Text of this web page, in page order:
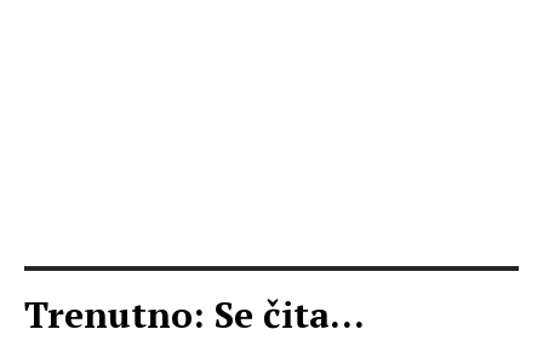
Trenutno: Se čita...